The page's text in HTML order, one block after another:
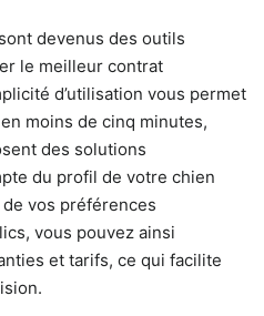
devenus des outils
le meilleur contrat
d’utilisation vous permet
moins de cinq minutes,
des solutions
du profil de votre chien
vos préférences
vous pouvez ainsi
et tarifs, ce qui facilite